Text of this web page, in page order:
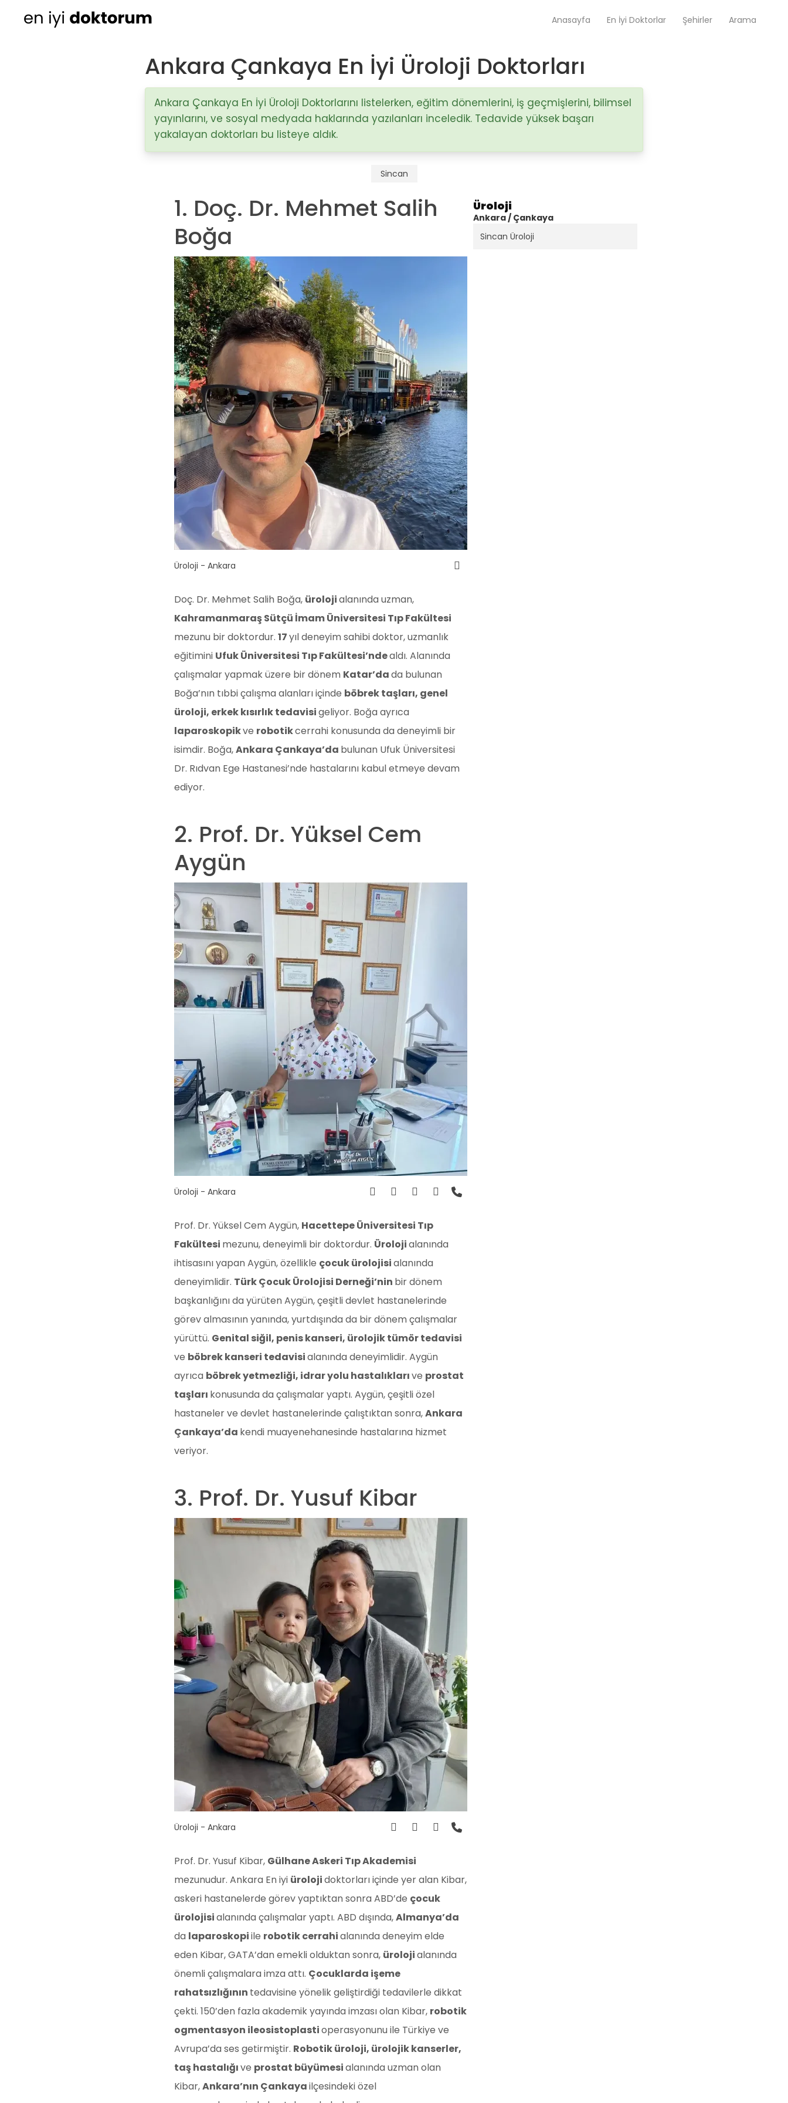
Anasayfa En İyi Doktorlar Şehirler Arama
Kadın Doğum
Ortopedi
Cildiye (Dermatoloji)
Kulak Burun Boğaz hastalıkları
Diğer Branşlar
Op. Dr. Mustafa Sağlam
Gaziantep / Şehitkamil
Ankara Çankaya En İyi Üroloji Doktorları
Ankara Çankaya En İyi Üroloji Doktorlarını listelerken, eğitim dönemlerini, iş geçmişlerini, bilimsel
yayınlarını, ve sosyal medyada haklarında yazılanları inceledik. Tedavide yüksek başarı
yakalayan doktorları bu listeye aldık.
Sincan
Üroloji
Ankara / Çankaya
Sincan Üroloji
1. Doç. Dr. Mehmet Salih
Boğa
Üroloji - Ankara
Doç. Dr. Mehmet Salih Boğa, ürolojialanında uzman,
Kahramanmaraş Sütçü İmam Üniversitesi Tıp Fakültesi
mezunu bir doktordur. 17yıl deneyim sahibi doktor, uzmanlık
eğitimini Ufuk Üniversitesi Tıp Fakültesi’ndealdı. Alanında
çalışmalar yapmak üzere bir dönem Katar’dada bulunan
Boğa’nın tıbbi çalışma alanları içinde böbrek taşları, genel
üroloji, erkek kısırlık tedavisigeliyor. Boğa ayrıca
laparoskopikve robotikcerrahi konusunda da deneyimli bir
isimdir. Boğa,Ankara Çankaya’da bulunan Ufuk Üniversitesi
Dr. Rıdvan Ege Hastanesi’nde hastalarını kabul etmeye devam
ediyor.
2. Prof. Dr. Yüksel Cem
Aygün
Üroloji - Ankara
Prof. Dr. Yüksel Cem Aygün, Hacettepe Üniversitesi Tıp
Fakültesi mezunu, deneyimli bir doktordur. Ürolojialanında
ihtisasını yapan Aygün, özellikle çocuk ürolojisialanında
deneyimlidir. Türk Çocuk Ürolojisi Derneği’nin bir dönem
başkanlığını da yürüten Aygün, çeşitli devlet hastanelerinde
görev almasının yanında, yurtdışında da bir dönem çalışmalar
yürüttü. Genital siğil, penis kanseri, ürolojik tümör tedavisi
ve böbrek kanseri tedavisialanında deneyimlidir. Aygün
ayrıca böbrek yetmezliği, idrar yolu hastalıklarıve prostat
taşları konusunda da çalışmalar yaptı. Aygün, çeşitli özel
hastaneler ve devlet hastanelerinde çalıştıktan sonra,Ankara
Çankaya’da kendi muayenehanesinde hastalarına hizmet
veriyor.
3. Prof. Dr. Yusuf Kibar
Üroloji - Ankara
Prof. Dr. Yusuf Kibar, Gülhane Askeri Tıp Akademisi
mezunudur. Ankara En iyi ürolojidoktorları içinde yer alan Kibar,
askeri hastanelerde görev yaptıktan sonra ABD’de çocuk
ürolojisialanında çalışmalar yaptı. ABD dışında,Almanya’da
da laparoskopiile robotik cerrahialanında deneyim elde
eden Kibar, GATA’dan emekli olduktan sonra, ürolojialanında
önemli çalışmalara imza attı. Çocuklarda işeme
rahatsızlığının tedavisine yönelik geliştirdiği tedavilerle dikkat
çekti. 150’den fazla akademik yayında imzası olan Kibar, robotik
ogmentasyon ileosistoplastioperasyonunu ile Türkiye ve
Avrupa’da ses getirmiştir. Robotik üroloji, ürolojik kanserler,
taş hastalığıve prostat büyümesialanında uzman olan
Kibar,Ankara’nın Çankayailçesindeki özel